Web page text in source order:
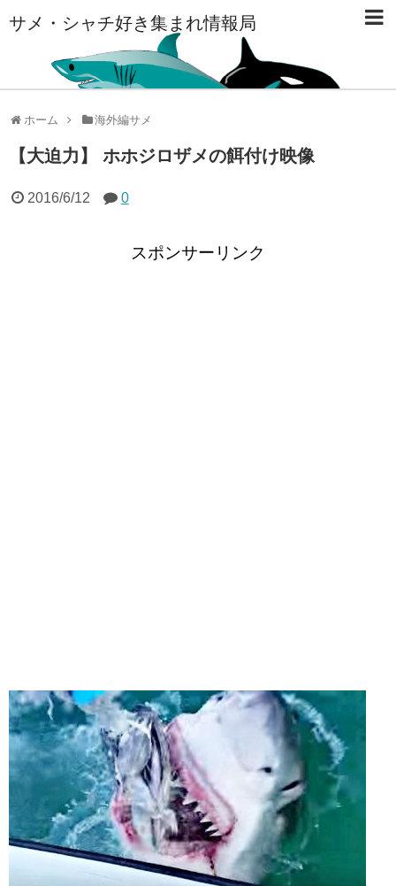
サメ・シャチ好き集まれ情報局
ホーム 海外編サメ
【大迫力】 ホホジロザメの餌付け映像
2016/6/12 0
スポンサーリンク